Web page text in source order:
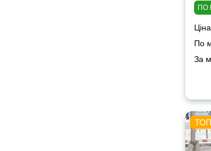
ПО
По
За